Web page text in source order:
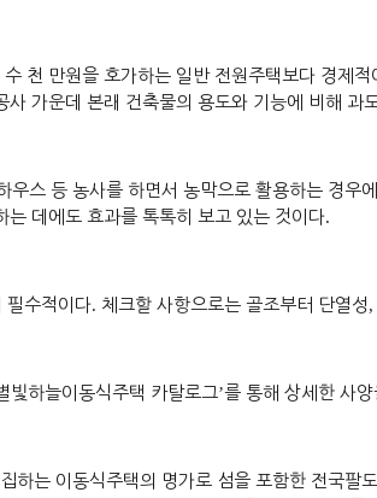
수 천 만원을 호가하는 일반 전원주택보다 경제
사 가운데 본래 건축물의 용도와 기능에 비해
우스 등 농사를 하면서 농막으로 활용하는 경우
데에도 효과를 톡톡히 보고 있는 것이다.
필수적이다. 체크할 사항으로는 골조부터 단열성 ,
빛하늘이동식주택 카탈로그’를 통해 상세한 사
는 이동식주택의 명가로 섬을 포함한 전국팔